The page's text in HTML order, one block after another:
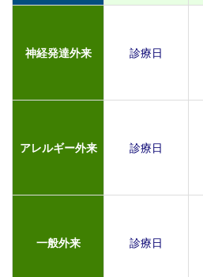
神経発達外来 診療日
アレルギー外来 診療日
一般外来 診療日